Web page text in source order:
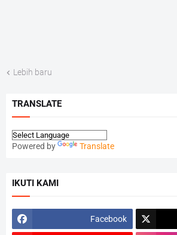
Lebih baru
TRANSLATE
Powered by Translate
IKUTI KAMI
Facebook